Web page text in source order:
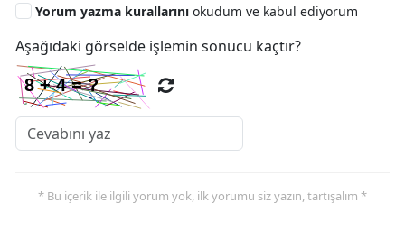
Yorum yazma kurallarını okudum ve kabul ediyorum
Aşağıdaki görselde işlemin sonucu kaçtır?
* Bu içerik ile ilgili yorum yok, ilk yorumu siz yazın, tartışalım *